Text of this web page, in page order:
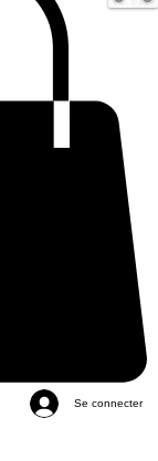
Se connecter